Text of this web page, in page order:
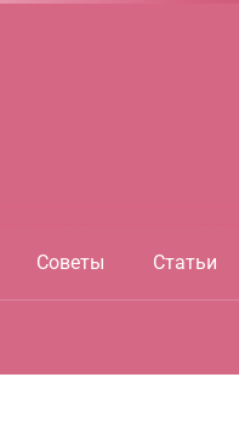
Советы Статьи